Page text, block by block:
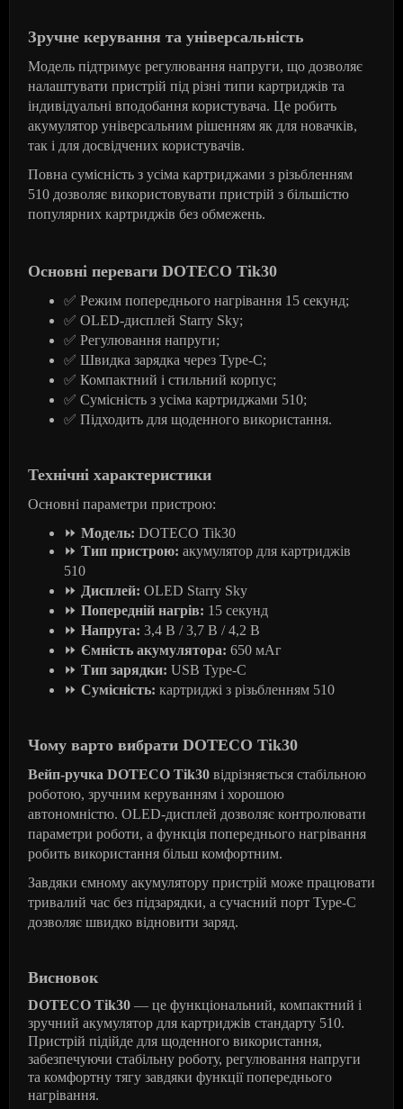
Зручне керування та універсальність
Модель підтримує регулювання напруги, що дозволяє
налаштувати пристрій під різні типи картриджів та
індивідуальні вподобання користувача. Це робить
акумулятор універсальним рішенням як для новачків,
так і для досвідчених користувачів.
Повна сумісність з усіма картриджами з різьбленням
510 дозволяє використовувати пристрій з більшістю
популярних картриджів без обмежень.
Основні переваги DOTECO Tik30
✅ Режим попереднього нагрівання 15 секунд;
✅ OLED-дисплей Starry Sky;
✅ Регулювання напруги;
✅ Швидка зарядка через Type-C;
✅ Компактний і стильний корпус;
✅ Сумісність з усіма картриджами 510;
✅ Підходить для щоденного використання.
Технічні характеристики
Основні параметри пристрою:
⏩ Модель: DOTECO Tik30
⏩ Тип пристрою: акумулятор для картриджів
510
⏩ Дисплей: OLED Starry Sky
⏩ Попередній нагрів: 15 секунд
⏩ Напруга: 3,4 В / 3,7 В / 4,2 В
⏩ Ємність акумулятора: 650 мАг
⏩ Тип зарядки: USB Type-C
⏩ Сумісність: картриджі з різьбленням 510
Чому варто вибрати DOTECO Tik30
Вейп-ручка DOTECO Tik30 відрізняється стабільною
роботою, зручним керуванням і хорошою
автономністю. OLED-дисплей дозволяє контролювати
параметри роботи, а функція попереднього нагрівання
робить використання більш комфортним.
Завдяки ємному акумулятору пристрій може працювати
тривалий час без підзарядки, а сучасний порт Type-C
дозволяє швидко відновити заряд.
Висновок
DOTECO Tik30 — це функціональний, компактний і
зручний акумулятор для картриджів стандарту 510.
Пристрій підійде для щоденного використання,
забезпечуючи стабільну роботу, регулювання напруги
та комфортну тягу завдяки функції попереднього
нагрівання.